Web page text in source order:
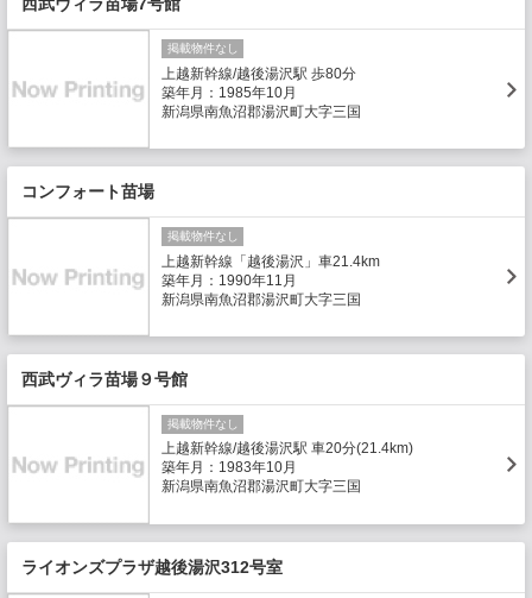
掲載物件なし
上越新幹線/越後湯沢駅 歩80分
築年月：1985年10月
新潟県南魚沼郡湯沢町大字三国
コンフォート苗場
掲載物件なし
上越新幹線「越後湯沢」車21.4km
築年月：1990年11月
新潟県南魚沼郡湯沢町大字三国
西武ヴィラ苗場９号館
掲載物件なし
上越新幹線/越後湯沢駅 車20分(21.4km)
築年月：1983年10月
新潟県南魚沼郡湯沢町大字三国
ライオンズプラザ越後湯沢312号室